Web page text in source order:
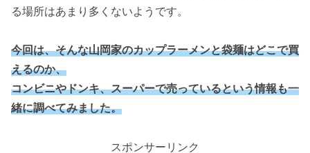
る場所はあまり多くないようです。
今回は、そんな山岡家のカップラーメンと袋麺はどこで買
えるのか、
コンビニやドンキ、スーパーで売っているという情報も一
緒に調べてみました。
スポンサーリンク